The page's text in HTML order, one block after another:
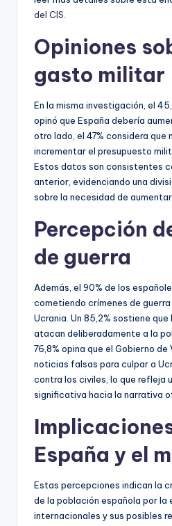
del CIS
Opiniones
gasto militar
En la misma investigación, el
opinó que España debería
otro lado, el 47% considera que
incrementar el presupuesto
Estos datos son consistentes
anterior, evidenciando una
sobre la necesidad de
Percepción
de guerra
Además, el 90% de los
cometiendo crímenes de guerra
Ucrania. Un 85,2% sostiene
atacan deliberadamente a la
76,8% opina que el Gobierno
noticias falsas para culpar a
contra los civiles, lo que refleja
significativa hacia la narrativa
España y el
Estas percepciones indican la
de la población española por la
internacionales y sus posibles